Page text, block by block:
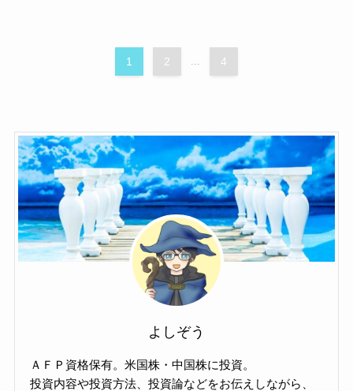
1 2 ... 4
よしぞう
ＡＦＰ資格保有。米国株・中国株に投資。
投資内容や投資方法、投資論などをお伝えしながら、